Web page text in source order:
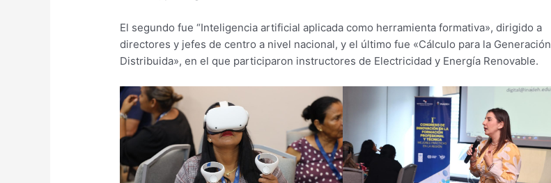
El segundo fue “Inteligencia artificial aplicada como herramienta formativa», dirigido a
directores y jefes de centro a nivel nacional, y el último fue «Cálculo para la Generación
Distribuida», en el que participaron instructores de Electricidad y Energía Renovable.